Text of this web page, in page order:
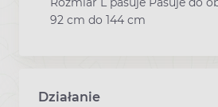
92 cm do 144 cm
Działanie